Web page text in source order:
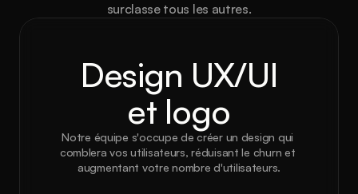
surclasse tous les autres.
Design UX/UI
et logo
Notre équipe s'occupe de créer un design qui
comblera vos utilisateurs, réduisant le churn et
augmentant votre nombre d'utilisateurs.